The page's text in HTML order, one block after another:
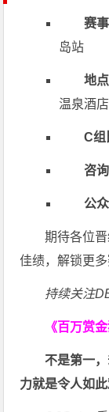
赛事
岛站
地点
温泉酒
C组
咨
公众
期待各位
佳绩，解锁更多
持续关注
《百万赏
不是第一
力就是令人如此